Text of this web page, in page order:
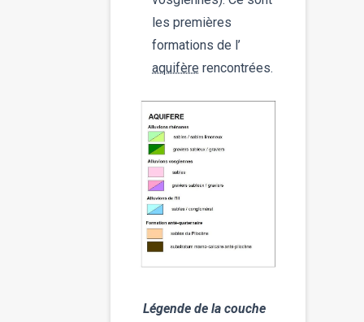
les premières
formations de l’
aquifère rencontrées.
Légende de la couche